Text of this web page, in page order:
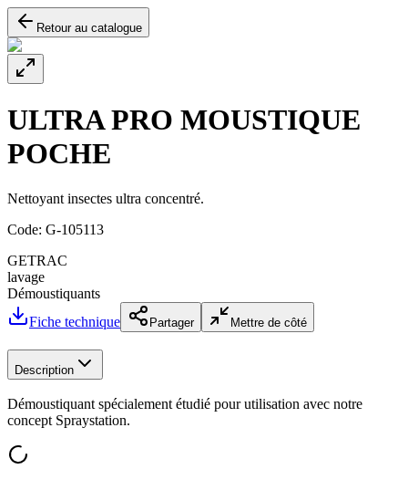
Retour au catalogue
ULTRA PRO MOUSTIQUE
POCHE
Nettoyant insectes ultra concentré.
Code: G-105113
GETRAC
lavage
Démoustiquants
Fiche technique
Partager Mettre de côté
Description
Démoustiquant spécialement étudié pour utilisation avec notre
concept Spraystation.